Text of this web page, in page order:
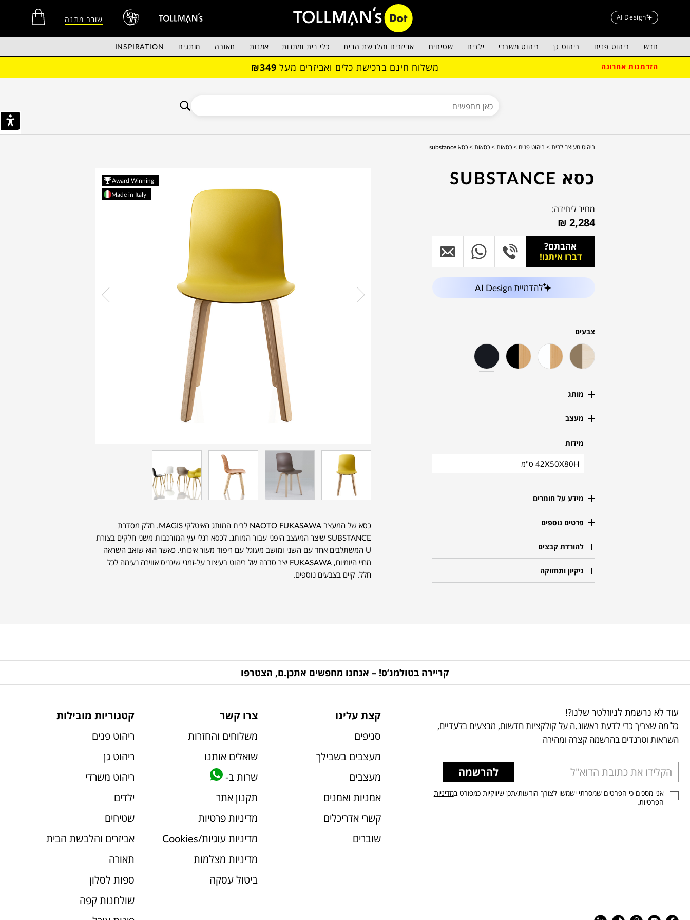
AI Design שובר מתנה
חדש ריהוט פנים ריהוט גן ריהוט משרדי ילדים שטיחים אביזרים והלבשת הבית כלי בית ומתנות אמנות תאורה מותגים INSPIRATION
הזדמנות אחרונה משלוח חינם ברכישת כלים ואביזרים מעל ₪349
ריהוט מעוצב לבית > ריהוט פנים > כסאות > כסאות > כסא substance
כסא SUBSTANCE
מחיר ליחידה:
₪ 2,284
אהבתם?
דברו איתנו!
להדמיית AI Design
צבעים
מותג
מעצב
מידות
42X50X80H ס"מ
מידע על חומרים
פרטים נוספים
להורדת קבצים
ניקיון ותחזוקה
Award Winning
Made in Italy
כסא של המעצב NAOTO FUKASAWA לבית המותג האיטלקי MAGIS. חלק מסדרת
SUBSTANCE שיצר המעצב היפני עבור המותג. לכסא רגלי עץ המורכבות משני חלקים בצורת
U המשתלבים אחד עם השני ומושב מעוגל עם ריפוד מעור איכותי. כאשר הוא שואב השראה
מחיי היומיום, FUKASAWA יצר סדרה של ריהוט בעיצוב על-זמני שיכניס אווירה נעימה לכל
חלל. קיים בצבעים נוספים.
קריירה בטולמנ’ס! – אנחנו מחפשים אתכן.ם, הצטרפו
עוד לא נרשמת לניוזלטר שלנו?!
כל מה שצריך כדי לדעת ראשונ.ה על קולקציות חדשות, מבצעים בלעדיים,
השראות וטרנדים בהרשמה קצרה ומהירה
להרשמה
אני מסכים כי הפרטים שמסרתי ישמשו לצורך הודעות/תכן שיווקיות כמפורט במדיניות
הפרטיות.
קצת עלינו
סניפים
מעצבים בשבילך
מעצבים
אמניות ואמנים
קשרי אדריכלים
שוברים
צרו קשר
משלוחים והחזרות
שואלים אותנו
שרות ב-
תקנון אתר
מדיניות פרטיות
מדיניות עוגיות/Cookies
מדיניות מצלמות
ביטול עסקה
קטגוריות מובילות
ריהוט פנים
ריהוט גן
ריהוט משרדי
ילדים
שטיחים
אביזרים והלבשת הבית
תאורה
ספות לסלון
שולחנות קפה